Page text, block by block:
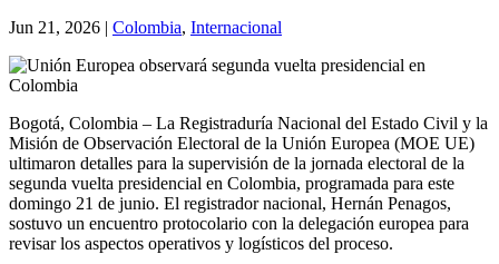
Jun 21, 2026 | Colombia, Internacional
Bogotá, Colombia – La Registraduría Nacional del Estado Civil y la
Misión de Observación Electoral de la Unión Europea (MOE UE)
ultimaron detalles para la supervisión de la jornada electoral de la
segunda vuelta presidencial en Colombia, programada para este
domingo 21 de junio. El registrador nacional, Hernán Penagos,
sostuvo un encuentro protocolario con la delegación europea para
revisar los aspectos operativos y logísticos del proceso.